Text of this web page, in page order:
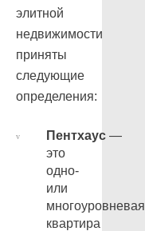
элитной
недвижимости
приняты
следующие
определения:
Пентхаус —
это
одно-
или
многоуровневая
квартира